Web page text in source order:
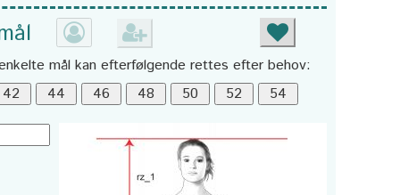
mål kan efterfølgende rettes efter behov: